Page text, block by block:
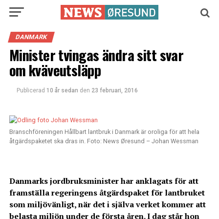
DANMARK
Minister tvingas ändra sitt svar
om kväveutsläpp
Publicerad 10 år sedan den 23 februari, 2016
Branschföreningen Hållbart lantbruk i Danmark är oroliga för att hela
åtgärdspaketet ska dras in. Foto: News Øresund – Johan Wessman
Danmarks jordbruksminister har anklagats för att
framställa regeringens åtgärdspaket för lantbruket
som miljövänligt, när det i själva verket kommer att
belasta miljön under de första åren. I dag står hon